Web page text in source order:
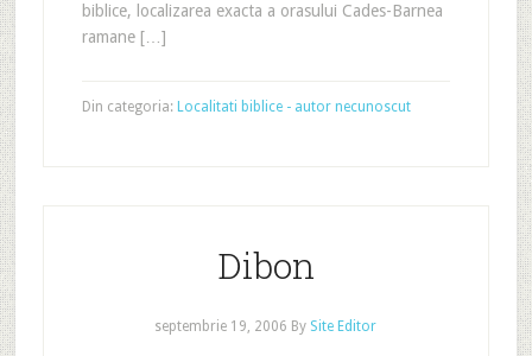
biblice, localizarea exacta a orasului Cades-Barnea
ramane […]
Din categoria: Localitati biblice - autor necunoscut
Dibon
septembrie 19, 2006 By Site Editor